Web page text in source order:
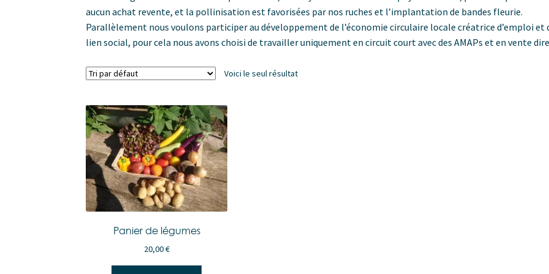
aucun achat revente, et la pollinisation est favorisées par nos ruches et l’implantation de bandes fleurie.
Parallèlement nous voulons participer au développement de l’économie circulaire locale créatrice d’emploi et
lien social, pour cela nous avons choisi de travailler uniquement en circuit court avec des AMAPs et en vente
Voici le seul résultat
Panier de légumes
20,00€